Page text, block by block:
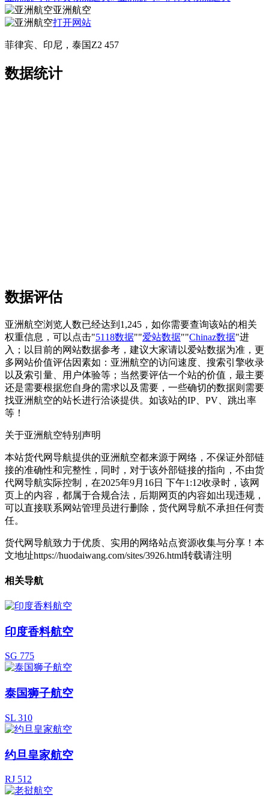
亚洲航空
打开网站
菲律宾、印尼，泰国Z2 457
数据统计
数据评估
亚洲航空浏览人数已经达到1,245，如你需要查询该站的相关
权重信息，可以点击"5118数据""爱站数据""Chinaz数据"进
入；以目前的网站数据参考，建议大家请以爱站数据为准，更
多网站价值评估因素如：亚洲航空的访问速度、搜索引擎收录
以及索引量、用户体验等；当然要评估一个站的价值，最主要
还是需要根据您自身的需求以及需要，一些确切的数据则需要
找亚洲航空的站长进行洽谈提供。如该站的IP、PV、跳出率
等！
关于亚洲航空特别声明
本站货代网导航提供的亚洲航空都来源于网络，不保证外部链
接的准确性和完整性，同时，对于该外部链接的指向，不由货
代网导航实际控制，在2025年9月16日 下午1:12收录时，该网
页上的内容，都属于合规合法，后期网页的内容如出现违规，
可以直接联系网站管理员进行删除，货代网导航不承担任何责
任。
货代网导航致力于优质、实用的网络站点资源收集与分享！ 本
文地址https://huodaiwang.com/sites/3926.html转载请注明
相关导航
印度香料航空
SG 775
泰国狮子航空
SL 310
约旦皇家航空
RJ 512